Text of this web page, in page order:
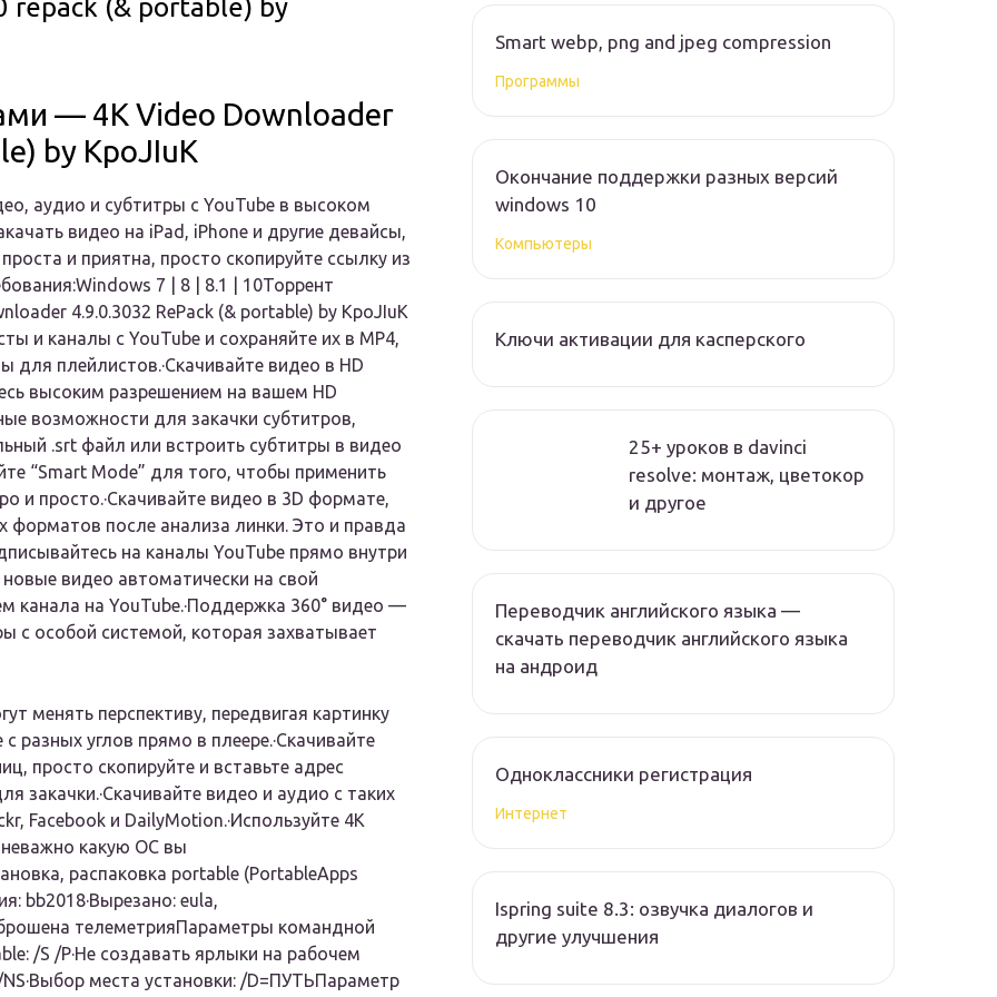
repack (& portable) by
— 4K Video Downloader
by KpoJIuK
аудио и субтитры с YouTube в высоком
видео на iPad, iPhone и другие девайсы,
и приятна, просто скопируйте ссылку из
7 | 8 | 8.1 | 10Торрент
4.9.0.3032 RePack (& portable) by KpoJIuK
и каналы с YouTube и сохраняйте их в MP4,
для плейлистов.·Скачивайте видео в HD
высоким разрешением на вашем HD
возможности для закачки субтитров,
.srt файл или встроить субтитры в видео
“Smart Mode” для того, чтобы применить
и просто.·Скачивайте видео в 3D формате,
форматов после анализа линки. Это и правда
на каналы YouTube прямо внутри
видео автоматически на свой
канала на YouTube.·Поддержка 360° видео —
особой системой, которая захватывает
менять перспективу, передвигая картинку
углов прямо в плеере.·Скачивайте
просто скопируйте и вставьте адрес
закачки.·Скачивайте видео и аудио с таких
Facebook и DailyMotion.·Используйте 4K
какую ОС вы
распаковка portable (PortableApps
bb2018·Вырезано: eula,
телеметрияПараметры командной
/S /P·Не создавать ярлыки на рабочем
места установки: /D=ПУТЬПараметр
Smart webp, png and jpeg compression
Программы
Окончание поддержки разных версий
windows 10
Компьютеры
Ключи активации для касперского
25+ уроков в davinci
resolve: монтаж, цветокор
и другое
Переводчик английского языка —
скачать переводчик английского языка
на андроид
Одноклассники регистрация
Интернет
Ispring suite 8.3: озвучка диалогов и
другие улучшения